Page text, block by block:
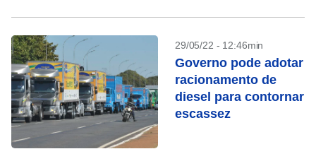
29/05/22 - 12:46min
Governo pode adotar
racionamento de
diesel para contornar
escassez